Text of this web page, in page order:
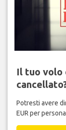
Il tuo volo
Potresti avere
EUR per